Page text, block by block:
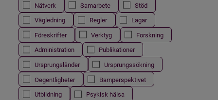
Nätverk
Samarbete
Stöd
Vägledning
Regler
Lagar
Föreskrifter
Verktyg
Forskning
Administration
Publikationer
Ursprungsländer
Ursprungssökning
Oegentligheter
Barnperspektivet
Utbildning
Psykisk hälsa